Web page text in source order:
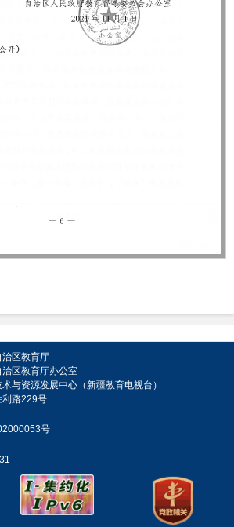
区教育厅
区教育厅办公室
与资源发展中心（新疆教育电视台）
路229号
号